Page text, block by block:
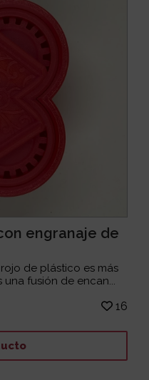
engranaje de
de plástico es más
fusión de encan...
16